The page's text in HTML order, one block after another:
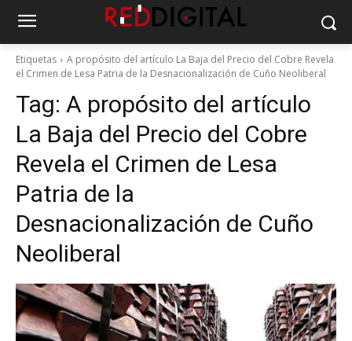
Etiquetas
A propósito del artículo La Baja del Precio del Cobre Revela
el Crimen de Lesa Patria de la Desnacionalización de Cuño Neoliberal
Tag: A propósito del artículo
La Baja del Precio del Cobre
Revela el Crimen de Lesa
Patria de la
Desnacionalización de Cuño
Neoliberal